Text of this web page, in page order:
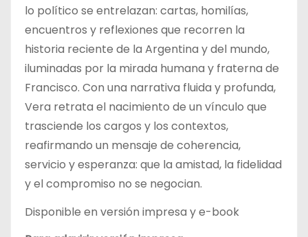
lo político se entrelazan: cartas, homilías,
encuentros y reflexiones que recorren la
historia reciente de la Argentina y del mundo,
iluminadas por la mirada humana y fraterna de
Francisco. Con una narrativa fluida y profunda,
Vera retrata el nacimiento de un vínculo que
trasciende los cargos y los contextos,
reafirmando un mensaje de coherencia,
servicio y esperanza: que la amistad, la fidelidad
y el compromiso no se negocian.
Disponible en versión impresa y e-book